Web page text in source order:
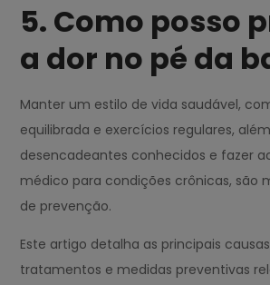
5. Como posso
a dor no pé da
Manter um estilo de vida saudável,
equilibrada e exercícios regulares,
desencadeantes conhecidos e fazer
médico para condições crônicas, são
de prevenção.
Este artigo detalha as principais
tratamentos e medidas preventivas